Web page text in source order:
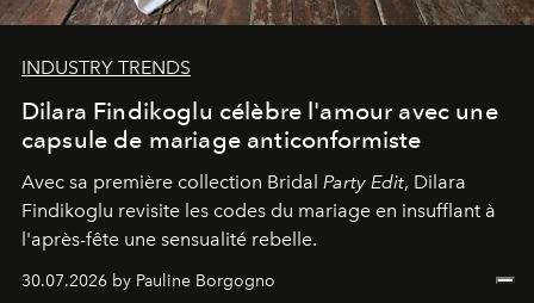
INDUSTRY TRENDS
Dilara Findikoglu célèbre l'amour avec une
capsule de mariage anticonformiste
Avec sa première collection Bridal Party Edit, Dilara
Findikoglu revisite les codes du mariage en insufflant à
l'après-fête une sensualité rebelle.
30.07.2026 by Pauline Borgogno